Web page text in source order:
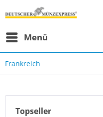
Menü
Frankreich
Topseller